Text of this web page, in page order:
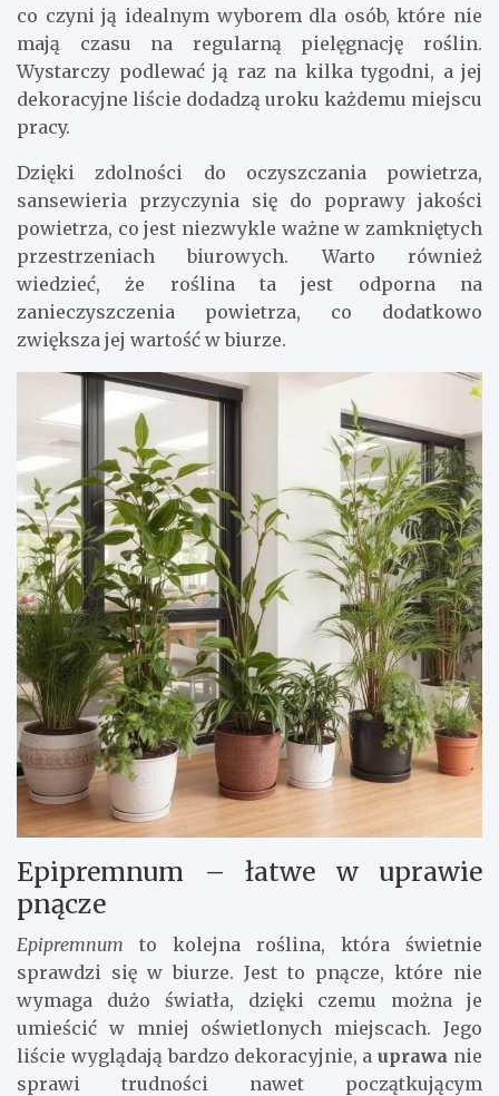
co czyni ją idealnym wyborem dla osób, które nie
mają czasu na regularną pielęgnację roślin.
Wystarczy podlewać ją raz na kilka tygodni, a jej
dekoracyjne liście dodadzą uroku każdemu miejscu
pracy.
Dzięki zdolności do oczyszczania powietrza,
sansewieria przyczynia się do poprawy jakości
powietrza, co jest niezwykle ważne w zamkniętych
przestrzeniach biurowych. Warto również
wiedzieć, że roślina ta jest odporna na
zanieczyszczenia powietrza, co dodatkowo
zwiększa jej wartość w biurze.
Epipremnum – łatwe w uprawie
pnącze
Epipremnum to kolejna roślina, która świetnie
sprawdzi się w biurze. Jest to pnącze, które nie
wymaga dużo światła, dzięki czemu można je
umieścić w mniej oświetlonych miejscach. Jego
liście wyglądają bardzo dekoracyjnie, auprawa nie
sprawi trudności nawet początkującym